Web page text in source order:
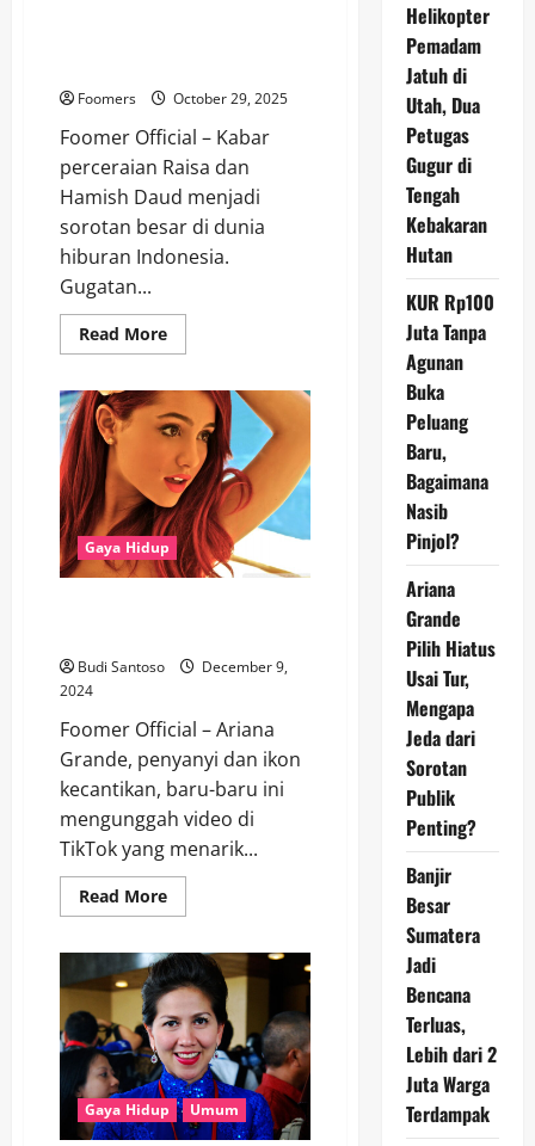
Foomers October 29, 2025
Foomer Official – Kabar
perceraian Raisa dan
Hamish Daud menjadi
sorotan besar di dunia
hiburan Indonesia.
Gugatan...
Read MoreRead
more
dari
Perceraian
Raisa
dan
Hamish
Daud:
Saat
Kehidupan
Pribadi
Tak
Luput
dari
Gaya Hidup
Budi Santoso
December 9,
2024
Foomer Official – Ariana
Grande, penyanyi dan ikon
kecantikan, baru-baru ini
mengunggah video di
TikTok yang menarik...
Read MoreRead
more
Grande
Pamer
Keahlian
Eye
Liner
di
TikTok
Gaya Hidup Umum
Helikopter
Pemadam
Jatuh di
Utah, Dua
Petugas
Gugur di
Tengah
Kebakaran
Hutan
KUR Rp100
Juta Tanpa
Agunan
Buka
Peluang
Baru,
Bagaimana
Nasib
Pinjol?
Ariana
Grande
Pilih Hiatus
Usai Tur,
Mengapa
Jeda dari
Sorotan
Publik
Penting?
Banjir
Besar
Sumatera
Jadi
Bencana
Terluas,
Lebih dari 2
Juta Warga
Terdampak